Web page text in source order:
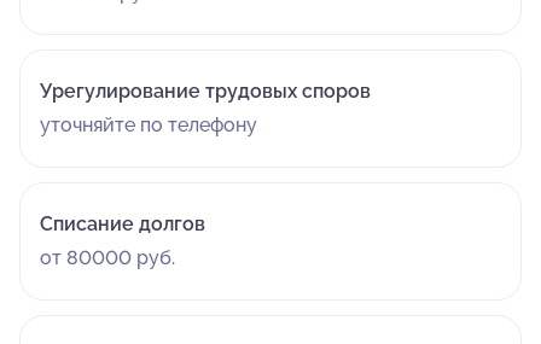
Урегулирование трудовых споров
уточняйте по телефону
Списание долгов
от 80000 руб.